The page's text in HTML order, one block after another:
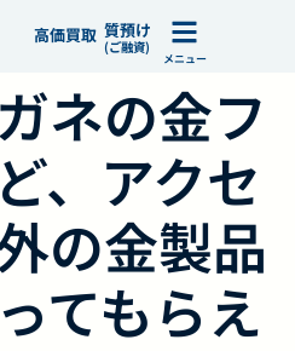
高価買取 質預け
(ご融資)
メニュー
ネの金フ
、アクセ
の金製品
てもらえ